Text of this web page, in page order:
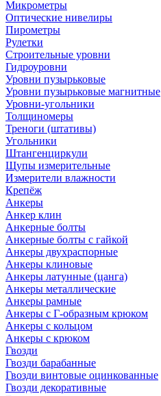
Микрометры
Оптические нивелиры
Пирометры
Рулетки
Строительные уровни
Гидроуровни
Уровни пузырьковые
Уровни пузырьковые магнитные
Уровни-угольники
Толщиномеры
Треноги (штативы)
Угольники
Штангенциркули
Щупы измерительные
Измерители влажности
Крепёж
Анкеры
Анкер клин
Анкерные болты
Анкерные болты с гайкой
Анкеры двухраспорные
Анкеры клиновые
Анкеры латунные (цанга)
Анкеры металлические
Анкеры рамные
Анкеры с Г-образным крюком
Анкеры с кольцом
Анкеры с крюком
Гвозди
Гвозди барабанные
Гвозди винтовые оцинкованные
Гвозди декоративные